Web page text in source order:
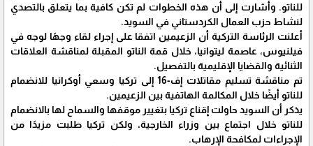
للناتو. وأشارت إلى أن هذه الخطوات لم تكن كافية بما يتعلق بالتصدي
لنشاط حزب العمال الكردستاني في السويد.
أعلنت الرئاسة التركية أن الزعيمين اتفقا على إجراء لقاء وجهًا لوجه في
فيلنيوس، عاصمة ليتوانيا، خلال قمة الناتو المقبلة لمناقشة العلاقات
الثنائية والقضايا الإقليمية بالتفصيل.
تم مناقشة تسليم مقاتلات إف-16 إلى تركيا وسعي أوكرانيا للانضمام
للناتو أيضًا خلال المكالمة الهاتفية بين الزعيمين.
يذكر أن السويد حاولت إقناع تركيا بتغيير موقفها والسماح لها بالانضمام
للناتو خلال اجتماع بين وزراء الخارجية، ولكن تركيا طلبت مزيدًا من
الإجراءات لمكافحة الإرهاب.